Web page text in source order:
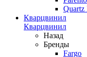
Quartz
Кварцвинил
Кварцвинил
Назад
Бренды
Fargo